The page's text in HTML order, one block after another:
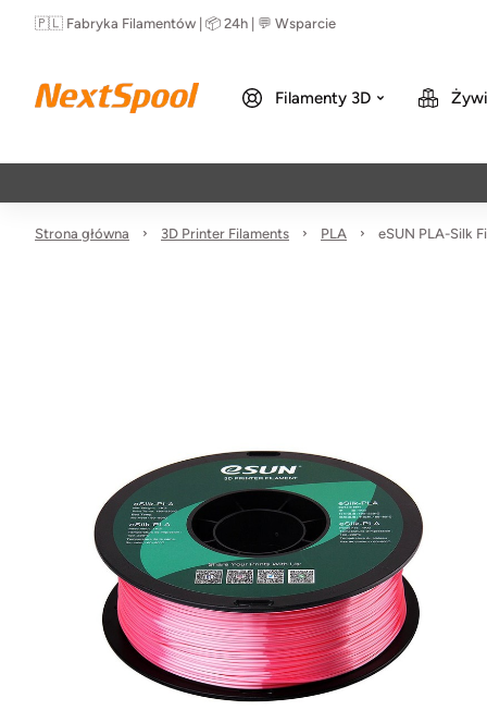
🇵🇱 Fabryka Filamentów | 📦 24h | 💬 Wsparcie
Filamenty 3D
Strona główna 3D Printer Filaments PLA eSUN PLA-Silk